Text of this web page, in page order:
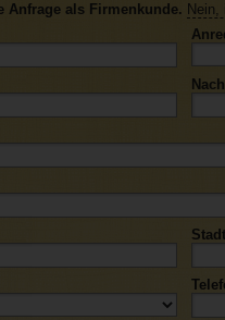
Anfrage als Firmenkunde. Nein,
Stadt